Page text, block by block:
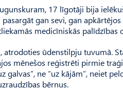
17 līgotāji bija
gan sevi, gan
medicīniskās
ūdenstilpju tuvumā.
mēnešos reģistrēti pirmie
galvas”, ne “uz kājām”, neiet
bērnus.